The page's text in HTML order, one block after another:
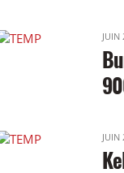
JUIN
JUIN